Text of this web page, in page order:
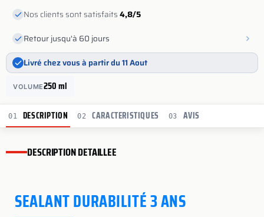
Nos clients sont satisfaits4,8/5
Retour jusqu'à 60 jours
Livré chez vous à partir du 11 Aout
VOLUME250 ml
01 DESCRIPTION 02 CARACTERISTIQUES 03 AVIS
DESCRIPTION DETAILLEE
SEALANT DURABILITÉ 3 ANS